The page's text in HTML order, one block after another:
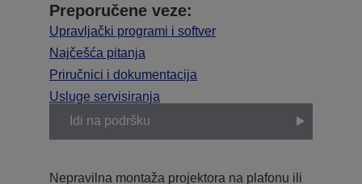
Preporučene veze:
Upravljački programi i softver
Najčešća pitanja
Priručnici i dokumentacija
Usluge servisiranja
Idi na podršku
Nepravilna montaža projektora na plafonu ili